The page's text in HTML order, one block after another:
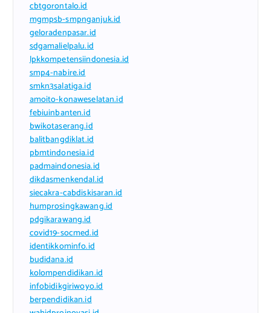
cbtgorontalo.id
mgmpsb-smpnganjuk.id
geloradenpasar.id
sdgamalielpalu.id
lpkkompetensiindonesia.id
smp4-nabire.id
smkn3salatiga.id
amoito-konaweselatan.id
febiuinbanten.id
bwikotaserang.id
balitbangdiklat.id
pbmtindonesia.id
padmaindonesia.id
dikdasmenkendal.id
siecakra-cabdiskisaran.id
humprosingkawang.id
pdgikarawang.id
covid19-socmed.id
identikkominfo.id
budidana.id
kolompendidikan.id
infobidikgiriwoyo.id
berpendidikan.id